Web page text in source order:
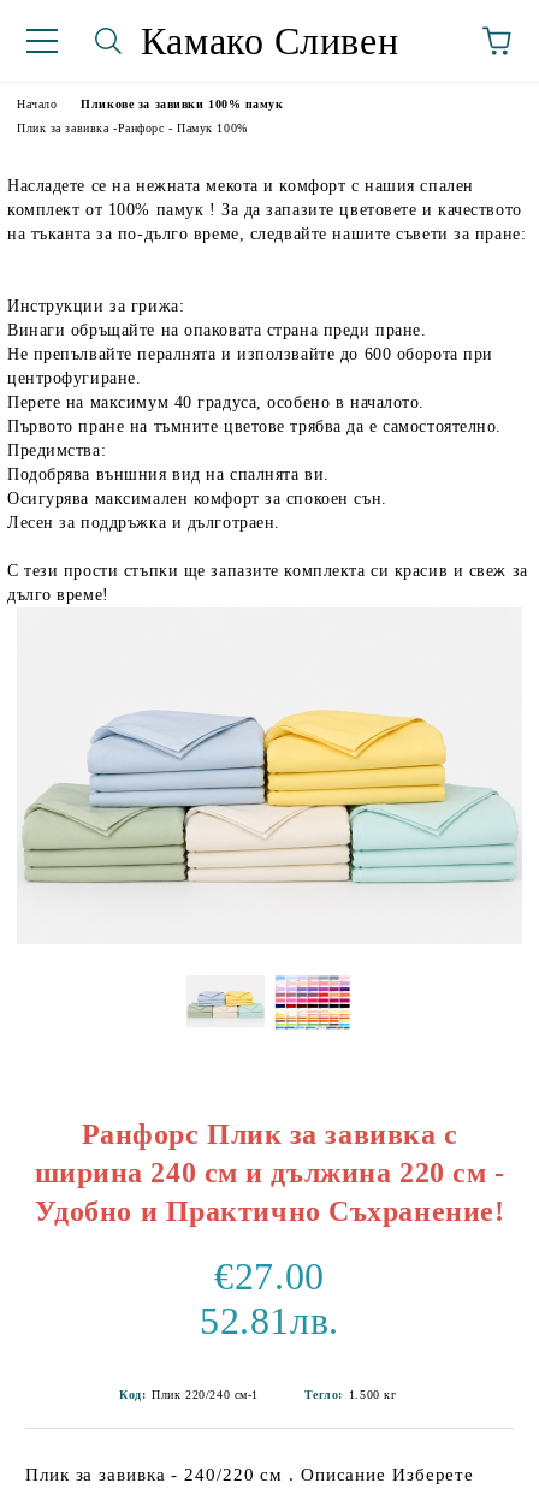
Камако Сливен
Начало
Пликове за завивки 100% памук
Плик за завивка -Ранфорс - Памук 100%
Насладете се на нежната мекота и комфорт с нашия спален
комплект от 100% памук ! За да запазите цветовете и качеството
на тъканта за по-дълго време, следвайте нашите съвети за пране:
Инструкции за грижа:
Винаги обръщайте на опаковата страна преди пране.
Не препълвайте пералнята и използвайте до 600 оборота при
центрофугиране.
Перете на максимум 40 градуса, особено в началото.
Първото пране на тъмните цветове трябва да е самостоятелно.
Предимства:
Подобрява външния вид на спалнята ви.
Осигурява максимален комфорт за спокоен сън.
Лесен за поддръжка и дълготраен.
С тези прости стъпки ще запазите комплекта си красив и свеж за
дълго време!
Ранфорс Плик за завивка с
ширина 240 см и дължина 220 см -
Удобно и Практично Съхранение!
€27.00
52.81лв.
Код: Плик 220/240 см-1 Тегло: 1.500 кг
Плик за завивка - 240/220 см . Описание Изберете